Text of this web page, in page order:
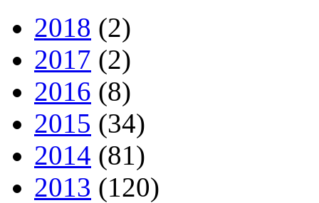
2018 (2)
2017 (2)
2016 (8)
2015 (34)
2014 (81)
2013 (120)